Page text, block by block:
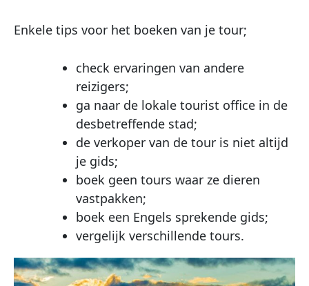
Enkele tips voor het boeken van je tour;
check ervaringen van andere
reizigers;
ga naar de lokale tourist office in de
desbetreffende stad;
de verkoper van de tour is niet altijd
je gids;
boek geen tours waar ze dieren
vastpakken;
boek een Engels sprekende gids;
vergelijk verschillende tours.